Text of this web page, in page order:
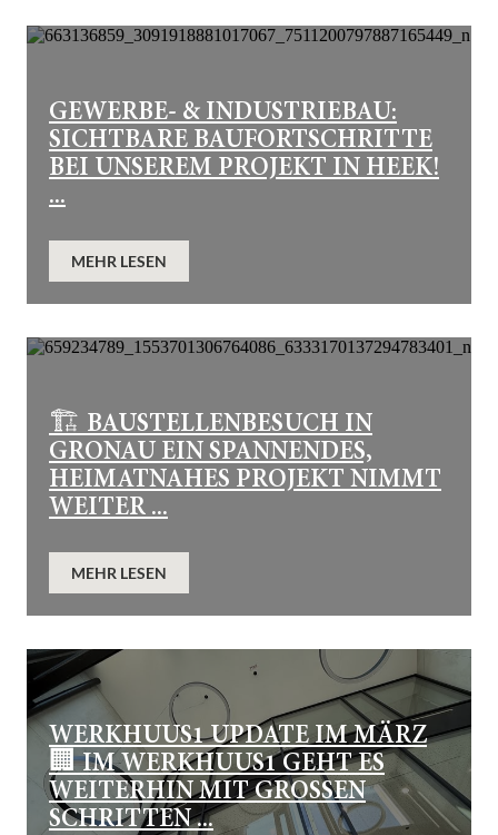
GEWERBE- & INDUSTRIEBAU:
SICHTBARE BAUFORTSCHRITTE
BEI UNSEREM PROJEKT IN HEEK!
...
MEHR LESEN
🏗️ BAUSTELLENBESUCH IN
GRONAU EIN SPANNENDES,
HEIMATNAHES PROJEKT NIMMT
WEITER ...
MEHR LESEN
WERKHUUS1 UPDATE IM MÄRZ
🏢 IM WERKHUUS1 GEHT ES
WEITERHIN MIT GROSSEN S
CHRITTEN ...